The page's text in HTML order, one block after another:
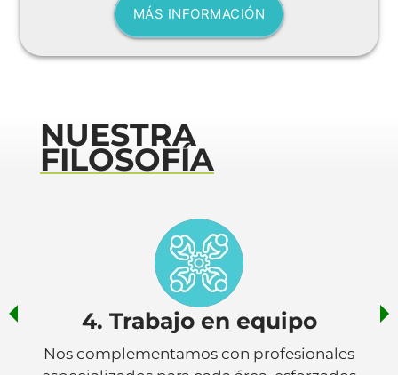
MÁS INFORMACIÓN
NUESTRA
FILOSOFÍA
5. Compromiso
Estamos comprometidos con tus sueños,